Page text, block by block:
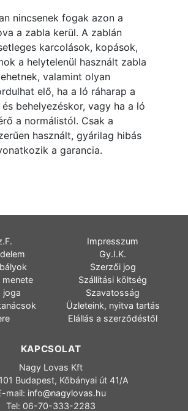
nincsenek fogak azon a
a zabla kerül. A zablán
karcolások, kopások,
a helytelenül használt zabla
valamint olyan
elő, ha a ló ráharap a
behelyezéskor, vagy ha a ló
a normálistól. Csak a
használt, gyárilag hibás
a garancia.
Impresszum
Gy.I.K.
Szerzői jog
menete
Szállítási költség
joga
Szavatosság
Üzleteink, nyitva tartás
Elállás a szerződéstől
KAPCSOLAT
Nagy Lovas Kft
Budapest, Kőbányai út 41/A
mail: info@nagylovas.hu
Tel: 06-70-333-2283